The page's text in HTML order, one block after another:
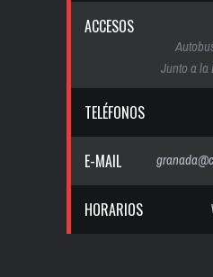
ACCESOS
Junto a la
TELÉFONOS
E-MAIL
HORARIOS